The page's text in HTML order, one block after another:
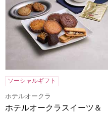
ソーシャルギフト
ホテルオークラ
ホテルオークラスイーツ＆